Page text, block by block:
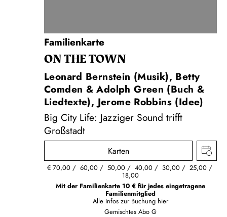
Familienkarte
ON THE TOWN
Leonard Bernstein (Musik), Betty
Comden & Adolph Green (Buch &
Liedtexte), Jerome Robbins (Idee)
Big City Life: Jazziger Sound trifft
Großstadt
Karten
€ 70,00 60,00 50,00 40,00 30,00 25,00
18,00
Mit der Familienkarte 10 € für jedes eingetragene
Familienmitglied
Alle Infos zur Buchung hier
Gemischtes Abo G